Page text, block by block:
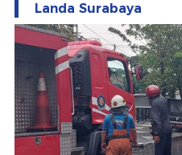
Landa Surabaya